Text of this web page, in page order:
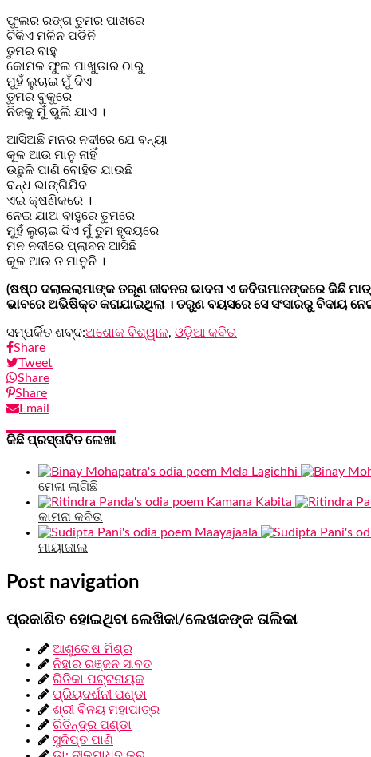
ଫୁଲର ରଙ୍ଗ ତୁମର ପାଖରେ
ଟିକିଏ ମଳିନ ପଡିନି
ତୁମର ବାହୁ
କୋମଳ ଫୁଲ ପାଖୁଡାର ଠାରୁ
ମୁହଁ ଲୁଚାଇ ମୁଁ ଦିଏ
ତୁମର ବୁକୁରେ
ନିଜକୁ ମୁଁ ଭୁଲି ଯାଏ ।
ଆସିଅଛି ମନର ନଦୀରେ ଯେ ବନ୍ୟା
କୂଳ ଆଉ ମାନୁ ନାହିଁ
ଉଛୁଳି ପାଣି ବୋହିତ ଯାଉଛି
ବନ୍ଧ ଭାଙ୍ଗିଯିବ
ଏଇ କ୍ଷଣିକରେ ।
ନେଇ ଯାଅ ବାହୁରେ ତୁମରେ
ମୁହଁ ଲୁଚାଇ ଦିଏ ମୁଁ ତୁମ ହୃଦୟରେ
ମନ ନଦୀରେ ପ୍ଲାବନ ଆସିଛି
କୂଳ ଆଉ ତ ମାନୁନି ।
(ଷଷ୍ଠ ଦଲାଇଲାମାଙ୍କ ତରୂଣ ଜୀବନର ଭାବନା ଏ କବିତାମାନଙ୍କରେ କିଛି
ଭାବରେ ଅଭିଷିକ୍ତ କରାଯାଇଥିଲା । ତରୁଣ ବୟସରେ ସେ ସଂସାରରୁ ବିଦାୟ
ସମ୍ପର୍କିତ ଶବ୍ଦ:ଅଶୋକ ବିଶ୍ୱାଳ, ଓଡ଼ିଆ କବିତା
Share
Tweet
Share
Share
Email
କିଛି ପ୍ରସ୍ତାବିତ ଲେଖା
ମେଳା ଲାଗିଛି
କାମନା କବିତା
ମାୟାଜାଲ
Post navigation
ପ୍ରକାଶିତ ହୋଇଥିବା ଲେଖିକା/ଲେଖକଙ୍କ ତାଲିକା
ଆଶୁତୋଷ ମିଶ୍ର
ନିହାର ରଞ୍ଜନ ସାବତ
ରିତିକା ପଟ୍ଟନାୟକ
ପ୍ରିୟଦର୍ଶନୀ ପଣ୍ଡା
ଶ୍ରୀ ବିନୟ ମହାପାତ୍ର
ରିତିନ୍ଦ୍ର ପଣ୍ଡା
ସୁଦିପ୍ତ ପାଣି